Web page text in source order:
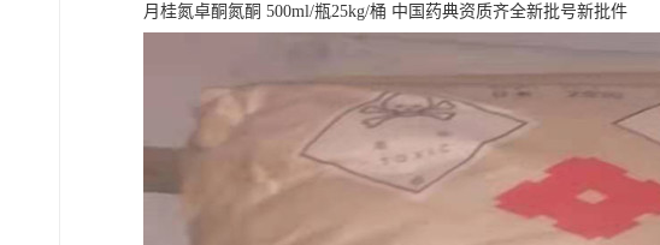
月桂氮卓酮氮酮 500ml/瓶25kg/桶 中国药典资质齐全新批号新批件